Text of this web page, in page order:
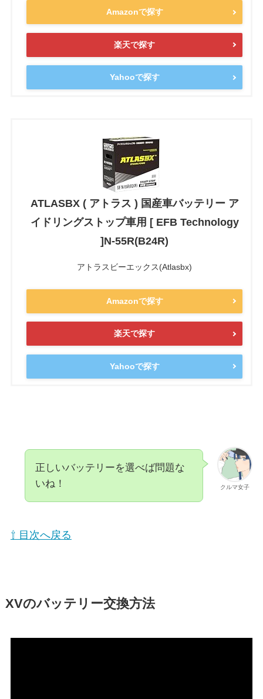
Amazonで探す
楽天で探す
Yahooで探す
ATLASBX ( アトラス ) 国産車バッテリー ア
イドリングストップ車用 [ EFB Technology
]N-55R(B24R)
アトラスビーエックス(Atlasbx)
Amazonで探す
楽天で探す
Yahooで探す
クルマ女子
正しいバッテリーを選べば問題な
いね！
⇧ 目次へ戻る
XVのバッテリー交換方法